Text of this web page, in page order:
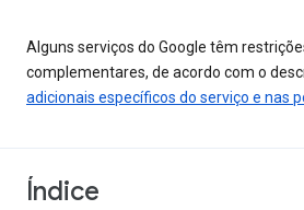
Alguns serviços do Google têm
complementares, de acordo com o
adicionais específicos do serviço e nas
Índice